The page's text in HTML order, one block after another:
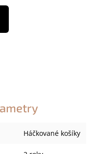
Háčkované košíky